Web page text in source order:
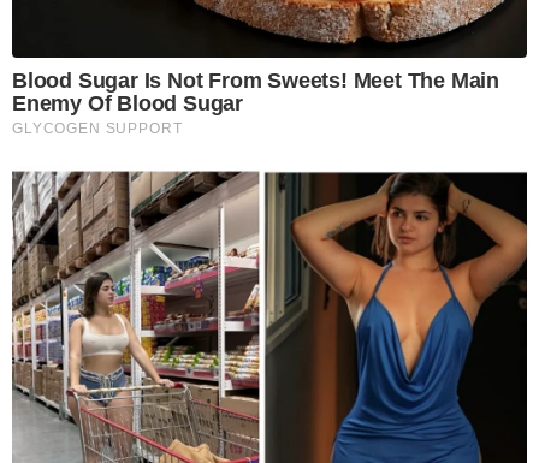
Blood Sugar Is Not From Sweets! Meet The Main
Enemy Of Blood Sugar
GLYCOGEN SUPPORT